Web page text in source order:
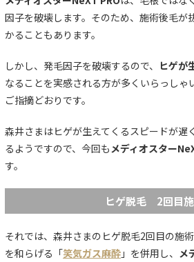
因子を破壊します。そのため、施術後毛が
かることもあります。
しかし、発毛因子を破壊するので、 ヒゲが
なることを実感される方が多くいらっしゃ
ご指摘どおりです。
森井さまはヒゲが生えてくるスピードが遅
るようですので、今回も メディオスター
す。
ヒゲ脱毛 2回目
それでは、森井さまのヒゲ脱毛2回目の施
を和らげる「笑気ガス麻酔 」を併用し、 メ